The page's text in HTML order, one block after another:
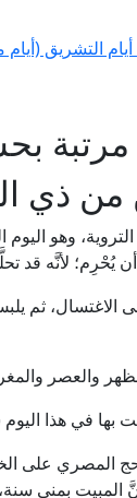
التشريق (أيام
من ذي
وهو
يُحْرِم؛ لأنَّه قد
ثم
والعصر
بها في هذا
المصري على
المبيت بمنى